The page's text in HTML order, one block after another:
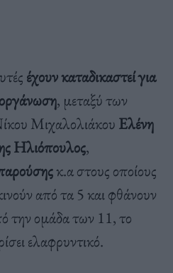
έχουν καταδικαστεί για
, μεταξύ των
Μιχαλολιάκου Ελένη
Ηλιόπουλος,
κ.α στους οποίους
από τα 5 και φθάνουν
την ομάδα των 11, το
ελαφρυντικό.